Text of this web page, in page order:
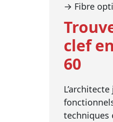
→ Fibre
clef
60
techniques